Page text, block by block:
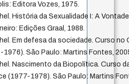
Editora Vozes, 1975.
História da Sexualidade I: A
Edições Graal, 1988.
Em defesa da sociedade. Curso no
1976). São Paulo: Martins Fontes,
Nascimento da Biopolítica. Curso
(1977-1978). São Paulo: Martins